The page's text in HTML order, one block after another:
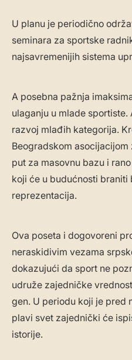
U planu je periodično
seminara za sportske
najsavremenijih sistema
A posebna pažnja
ulaganju u mlade sportiste.
razvoj mlađih kategorija.
Beogradskom
put za masovnu bazu i
koji će u budućnosti braniti
reprezentacija.
Ova poseta i dogovoreni
neraskidivim vezama
dokazujući da sport ne
udruže zajedničke
gen. U periodu koji je pred
plavi svet zajednički će
istorije.